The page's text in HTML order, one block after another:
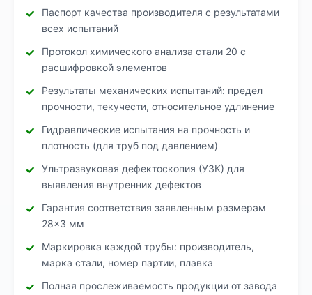
Паспорт качества производителя с результатами
всех испытаний
Протокол химического анализа стали 20 с
расшифровкой элементов
Результаты механических испытаний: предел
прочности, текучести, относительное удлинение
Гидравлические испытания на прочность и
плотность (для труб под давлением)
Ультразвуковая дефектоскопия (УЗК) для
выявления внутренних дефектов
Гарантия соответствия заявленным размерам
28×3 мм
Маркировка каждой трубы: производитель,
марка стали, номер партии, плавка
Полная прослеживаемость продукции от завода